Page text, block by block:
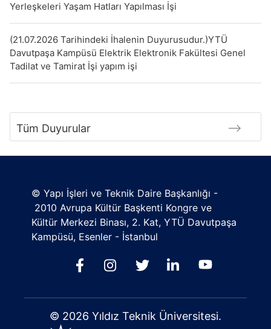
Yerleşkeleri Yaşam Hatları Yapılması İşi
(21.07.2026 Tarihindeki İhalenin Duyurusudur.)YTÜ
Davutpaşa Kampüsü Elektrik Elektronik Fakültesi Genel
Tadilat ve Tamirat İşi yapım işi
Tüm Duyurular
© Yapı İşleri ve Teknik Daire Başkanlığı -
2010 Avrupa Kültür Başkenti Kongre ve
Kültür Merkezi Binası, 2. Kat, YTÜ Davutpaşa
Kampüsü, Esenler - İstanbul
© 2026 Yıldız Teknik Üniversitesi.